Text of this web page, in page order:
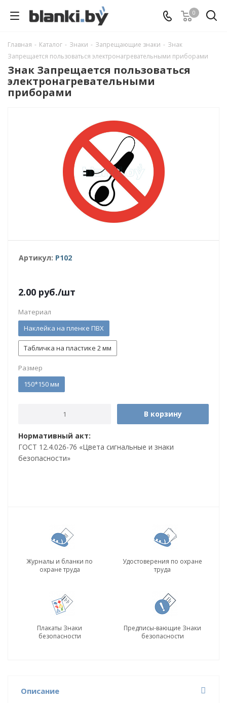
0
Главная - Каталог - Знаки - Запрещающие знаки - Знак
Запрещается пользоваться электронагревательными приборами
Знак Запрещается пользоваться
электронагревательными
приборами
Артикул: P102
2.00 руб./шт
Материал
Наклейка на пленке ПВХ
Табличка на пластике 2 мм
Размер
150*150 мм
В корзину
Нормативный акт:
ГОСТ 12.4.026-76 «Цвета сигнальные и знаки
безопасности»
Журналы и бланки по
охране труда
Удостоверения по охране
труда
Плакаты Знаки
безопасности
Предписы-вающие Знаки
безопасности
Описание